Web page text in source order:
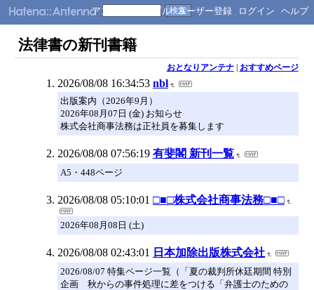
アンテナ シンプル ユーザー登録 ログイン ヘルプ
法律書の新刊書籍
おとなりアンテナ| おすすめページ
2026/08/08 16:34:53 nbl
出版案内（2026年9月）
2026年08月07日 (金) お知らせ
株式会社商事法務は正社員を募集します
2026/08/08 07:56:19 有斐閣 新刊一覧
A5・448ページ
2026/08/08 05:10:01 □■□株式会社商事法務□■□
2026年08月08日 (土)
2026/08/08 02:43:01 日本加除出版株式会社
2026/08/07 特集ページ一覧（「夏の裁判所休廷期間 特別
企画 秋からの事件処理に差をつける「弁護士のための